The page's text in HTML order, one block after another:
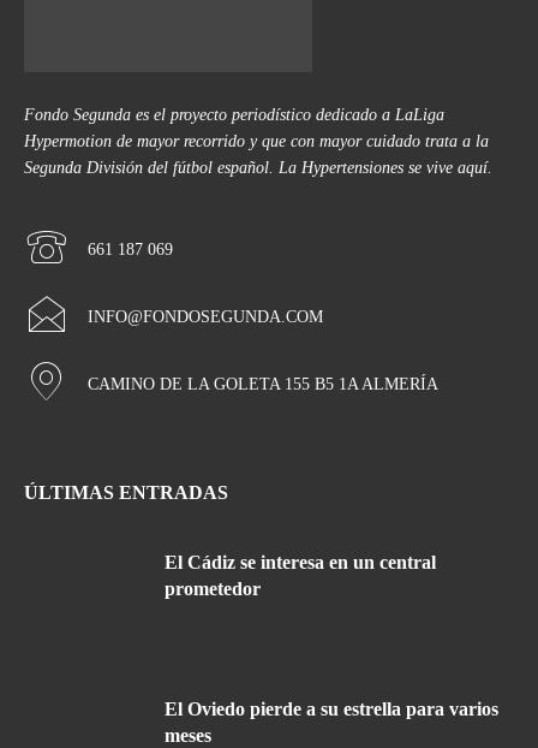
Fondo Segunda es el proyecto periodístico dedicado a LaLiga
Hypermotion de mayor recorrido y que con mayor cuidado trata a la
Segunda División del fútbol español. La Hypertensiones se vive aquí.
661 187 069
INFO@FONDOSEGUNDA.COM
CAMINO DE LA GOLETA 155 B5 1A ALMERÍA
ÚLTIMAS ENTRADAS
El Cádiz se interesa en un central
prometedor
El Oviedo pierde a su estrella para varios
meses